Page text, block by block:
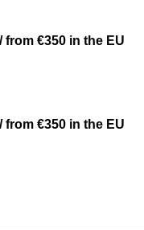
from €350 in the EU
from €350 in the EU